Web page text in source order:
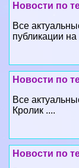
Новости по
Все
публикации
Новости по
Все
Кролик ....
Новости по